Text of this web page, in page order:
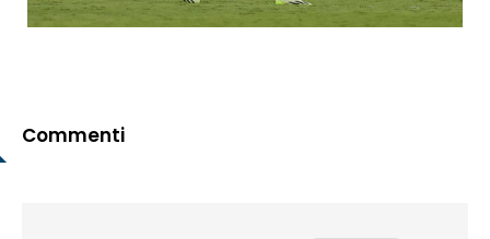
Commenti